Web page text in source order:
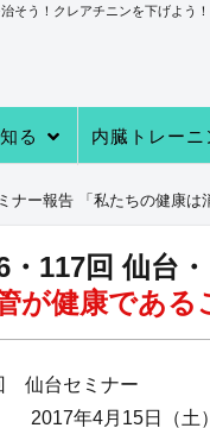
そう！クレアチニンを下げよう
る 内臓トレーニ
ップ
える
ール
ナー報告 「私たちの健康
・117回 仙台
が健康である
仙台セミナー
年4月15日（土